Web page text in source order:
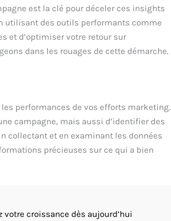
est la clé pour déceler ces insights
utilisant des outils performants comme
et d’optimiser votre retour sur
dans les rouages de cette démarche.
performances de vos efforts marketing.
campagne, mais aussi d’identifier des
collectant et en examinant les données
précieuses sur ce qui a bien
croissance dès aujourd’hui